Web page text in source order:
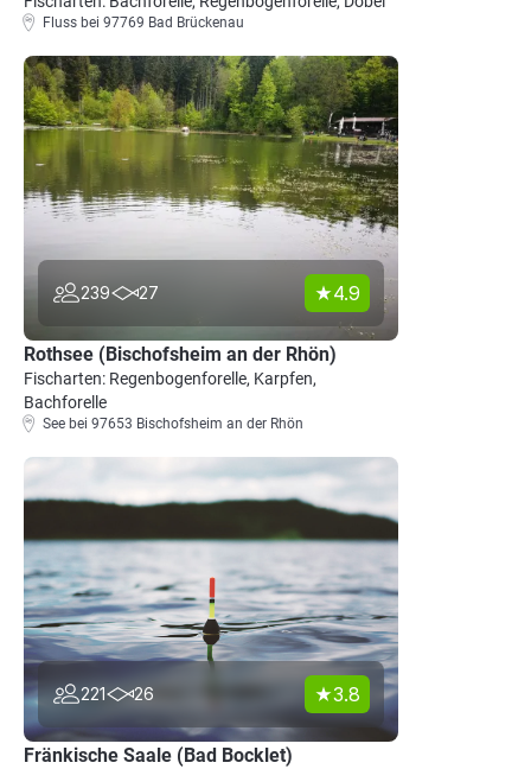
Fluss bei 97769 Bad Brückenau
239 27 4.9
Rothsee (Bischofsheim an der Rhön)
Fischarten: Regenbogenforelle, Karpfen,
Bachforelle
See bei 97653 Bischofsheim an der Rhön
221 26 3.8
Fränkische Saale (Bad Bocklet)